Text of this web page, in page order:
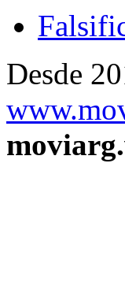
Desde